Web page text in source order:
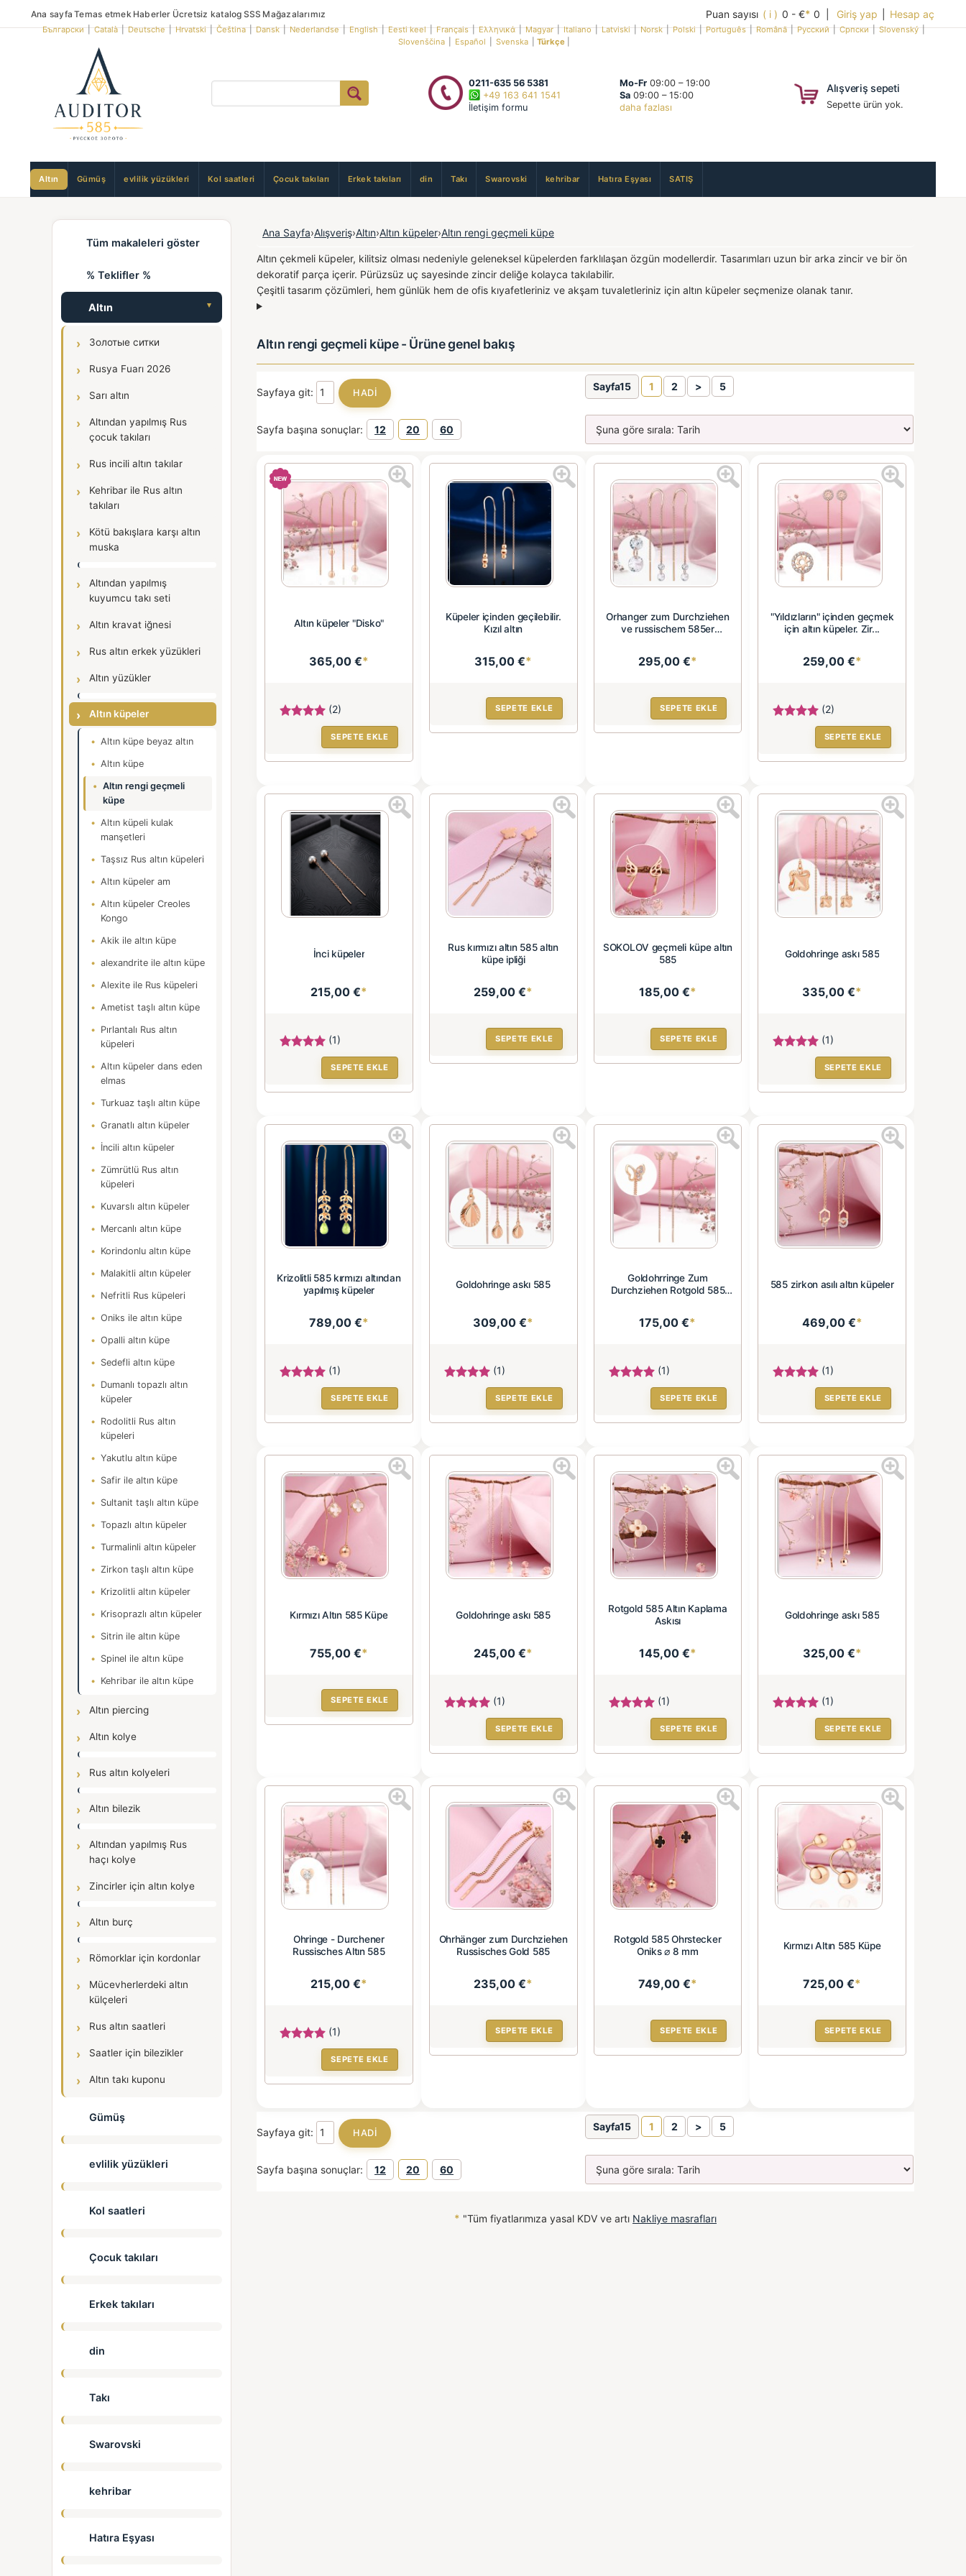
Ana sayfa Temas etmek Haberler Ücretsiz katalog SSS Mağazalarımız Puan sayısı ( i ) 0 - €* 0 | Giriş yap Hesap aç
Български|Català|Deutsche|Hrvatski|Čeština|Dansk|Nederlandse|English|Eesti keel|Français|Ελληνικά|Magyar|Italiano|Latviski|Norsk|Polski|Português|Română|Русский|Српски|Slovenský|
Slovenščina
Español Svenska Türkçe|
0211-635 56 5381
+49 163 641 1541
İletişim formu
Mo-Fr09:00 – 19:00
Sa09:00 – 15:00
daha fazlası
Alışveriş sepeti
Sepette ürün yok.
Altın Gümüş evlilik yüzükleri Kol saatleri Çocuk takıları Erkek takıları din Takı Swarovski kehribar Hatıra Eşyası SATIŞ
Tüm makaleleri göster
% Teklifler %
Altın
Золотые ситки
Rusya Fuarı 2026
Sarı altın
Altından yapılmış Rus
çocuk takıları
Rus incili altın takılar
Kehribar ile Rus altın
takıları
Kötü bakışlara karşı altın
muska
Altından yapılmış
kuyumcu takı seti
Altın kravat iğnesi
Rus altın erkek yüzükleri
Altın yüzükler
Altın küpeler
Altın küpe beyaz altın
Altın küpe
Altın rengi geçmeli
küpe
Altın küpeli kulak
manşetleri
Taşsız Rus altın küpeleri
Altın küpeler am
Altın küpeler Creoles
Kongo
Akik ile altın küpe
alexandrite ile altın küpe
Alexite ile Rus küpeleri
Ametist taşlı altın küpe
Pırlantalı Rus altın
küpeleri
Altın küpeler dans eden
elmas
Turkuaz taşlı altın küpe
Granatlı altın küpeler
İncili altın küpeler
Zümrütlü Rus altın
küpeleri
Kuvarslı altın küpeler
Mercanlı altın küpe
Korindonlu altın küpe
Malakitli altın küpeler
Nefritli Rus küpeleri
Oniks ile altın küpe
Opalli altın küpe
Sedefli altın küpe
Dumanlı topazlı altın
küpeler
Rodolitli Rus altın
küpeleri
Yakutlu altın küpe
Safir ile altın küpe
Sultanit taşlı altın küpe
Topazlı altın küpeler
Turmalinli altın küpeler
Zirkon taşlı altın küpe
Krizolitli altın küpeler
Krisoprazlı altın küpeler
Sitrin ile altın küpe
Spinel ile altın küpe
Kehribar ile altın küpe
Altın piercing
Altın kolye
Rus altın kolyeleri
Altın bilezik
Altından yapılmış Rus
haçı kolye
Zincirler için altın kolye
Altın burç
Römorklar için kordonlar
Mücevherlerdeki altın
külçeleri
Rus altın saatleri
Saatler için bilezikler
Altın takı kuponu
Gümüş
evlilik yüzükleri
Kol saatleri
Çocuk takıları
Erkek takıları
din
Takı
Swarovski
kehribar
Hatıra Eşyası
Ana Sayfa›Alışveriş›Altın›Altın küpeler›Altın rengi geçmeli küpe
Altın çekmeli küpeler, kilitsiz olması nedeniyle geleneksel küpelerden farklılaşan özgün modellerdir. Tasarımları uzun bir arka zincir ve bir ön
dekoratif parça içerir. Pürüzsüz uç sayesinde zincir deliğe kolayca takılabilir.
Çeşitli tasarım çözümleri, hem günlük hem de ofis kıyafetleriniz ve akşam tuvaletleriniz için altın küpeler seçmenize olanak tanır.
Altın rengi geçmeli küpe - Ürüne genel bakış
Sayfaya git: Sayfa15 1 2 > 5
Sayfa başına sonuçlar: 12 20 60
Altın küpeler "Disko"
365,00 €*
(2)
SEPETE EKLE
Küpeler içinden geçilebilir.
Kızıl altın
315,00 €*
SEPETE EKLE
Orhanger zum Durchziehen
ve russischem 585er
295,00 €*
SEPETE EKLE
"Yıldızların" içinden geçmek
için altın küpeler. Zir...
259,00 €*
(2)
SEPETE EKLE
İnci küpeler
215,00 €*
(1)
SEPETE EKLE
Rus kırmızı altın 585 altın
küpe ipliği
259,00 €*
SEPETE EKLE
SOKOLOV geçmeli küpe altın
585
185,00 €*
SEPETE EKLE
Goldohringe askı 585
335,00 €*
(1)
SEPETE EKLE
Krizolitli 585 kırmızı altından
yapılmış küpeler
789,00 €*
(1)
SEPETE EKLE
Goldohringe askı 585
309,00 €*
(1)
SEPETE EKLE
Goldohrringe Zum
Durchziehen Rotgold 585
175,00 €*
(1)
SEPETE EKLE
585 zirkon asılı altın küpeler
469,00 €*
(1)
SEPETE EKLE
Kırmızı Altın 585 Küpe
755,00 €*
SEPETE EKLE
Goldohringe askı 585
245,00 €*
(1)
SEPETE EKLE
Rotgold 585 Altın Kaplama
Askısı
145,00 €*
(1)
SEPETE EKLE
Goldohringe askı 585
325,00 €*
(1)
SEPETE EKLE
Ohringe - Durchener
Russisches Altın 585
215,00 €*
(1)
SEPETE EKLE
Ohrhänger zum Durchziehen
Russisches Gold 585
235,00 €*
SEPETE EKLE
Rotgold 585 Ohrstecker
Oniks ⌀ 8 mm
749,00 €*
SEPETE EKLE
Kırmızı Altın 585 Küpe
725,00 €*
SEPETE EKLE
Sayfaya git: Sayfa15 1 2 > 5
Sayfa başına sonuçlar: 12 20 60
* "Tüm fiyatlarımıza yasal KDV ve artı Nakliye masrafları